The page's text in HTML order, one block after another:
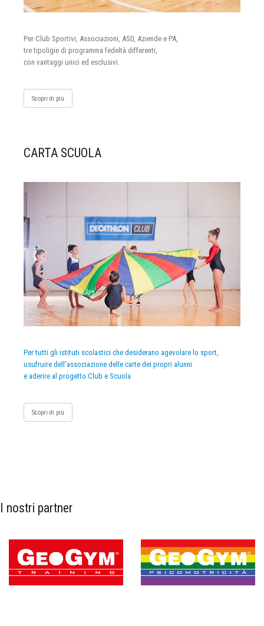
Per Club Sportivi, Associazioni, ASD, Aziende e PA,
tre tipoligie di programma fedeltà differenti,
con vantaggi unici ed esclusivi.
Scopri di più
CARTA SCUOLA
Per tutti gli istituti scolastici che desiderano agevolare lo sport,
usufruire dell’associazione delle carte dei propri alunni
e aderire al progetto Club e Scuola
Scopri di più
I nostri partner